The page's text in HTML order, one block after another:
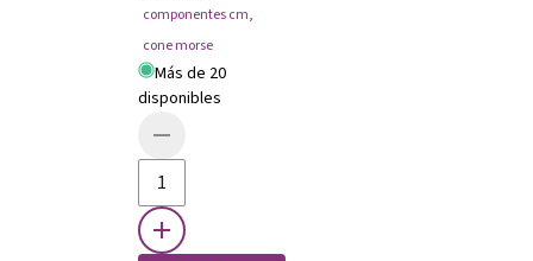
componentes cm,
cone morse
Más de 20
disponibles